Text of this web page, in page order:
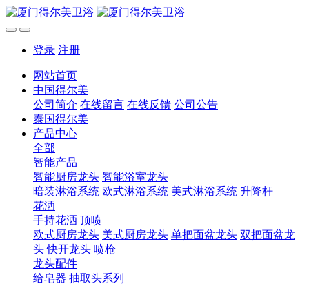
登录 注册
网站首页
中国得尔美
公司简介 在线留言 在线反馈 公司公告
泰国得尔美
产品中心
全部
智能产品
智能厨房龙头 智能浴室龙头
暗装淋浴系统 欧式淋浴系统 美式淋浴系统 升降杆
花洒
手持花洒 顶喷
欧式厨房龙头 美式厨房龙头 单把面盆龙头 双把面盆龙
头 快开龙头 喷枪
龙头配件
给皂器 抽取头系列